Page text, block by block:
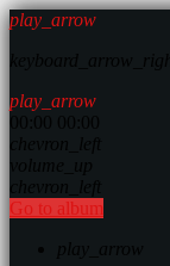
play_arrow
play_arrow
Go to album